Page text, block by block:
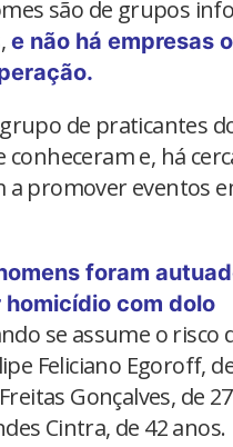
são de grupos
e não há empresas
de praticantes
conheceram e, há
a promover eventos
foram
com dolo
se assume o risco
Feliciano Egoroff,
Gonçalves, de
Cintra, de 42 anos.